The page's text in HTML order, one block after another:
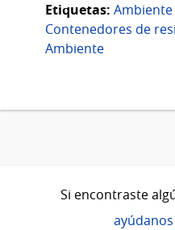
Etiquetas: Ambiente
Contenedores de
Ambiente
Si encontraste